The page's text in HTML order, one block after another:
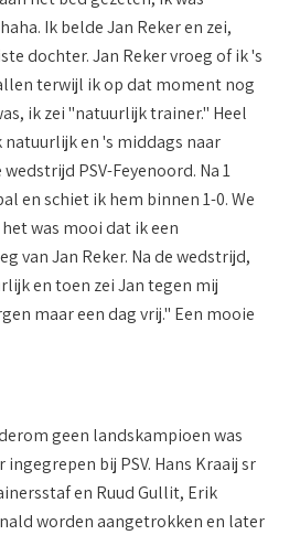
Ik belde Jan Reker en zei,
dochter. Jan Reker vroeg of ik 's
terwijl ik op dat moment nog
ik zei "natuurlijk trainer." Heel
natuurlijk en 's middags naar
PSV-Feyenoord. Na 1
en schiet ik hem binnen 1-0. We
was mooi dat ik een
van Jan Reker. Na de wedstrijd,
en toen zei Jan tegen mij
maar een dag vrij." Een mooie
geen landskampioen was
bij PSV. Hans Kraaij sr
en Ruud Gullit, Erik
worden aangetrokken en later